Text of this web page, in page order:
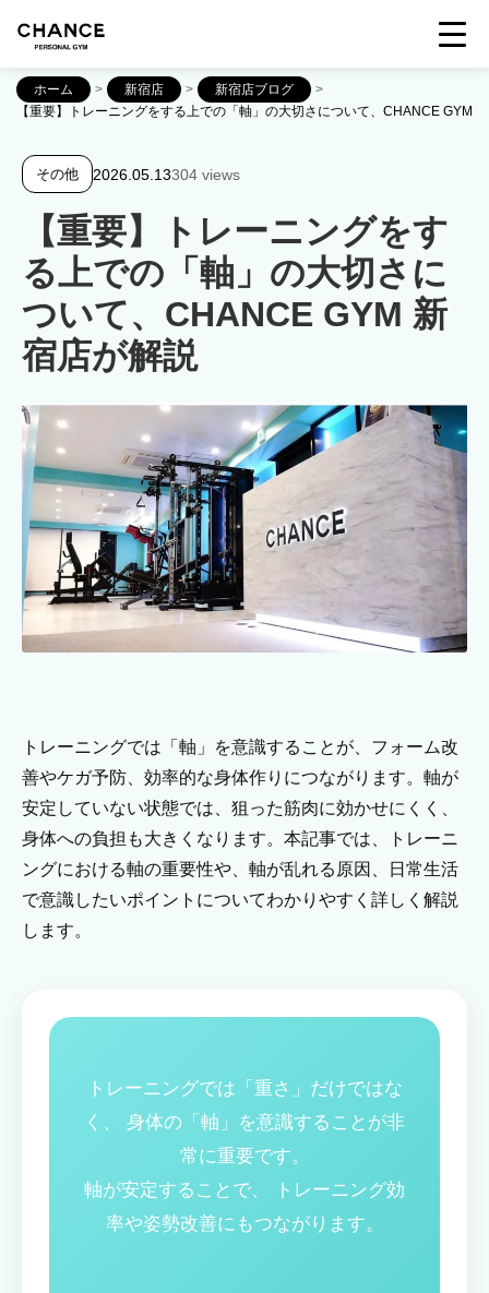
ホーム > 新宿店 > 新宿店ブログ
>
【重要】トレーニングをする上での「軸」の大切さについて、CHANCE GYM
その他 2026.05.13304 views
【重要】トレーニングをす
る上での「軸」の大切さに
ついて、CHANCE GYM 新
宿店が解説
トレーニングでは「軸」を意識することが、フォーム改
善やケガ予防、効率的な身体作りにつながります。軸が
安定していない状態では、狙った筋肉に効かせにくく、
身体への負担も大きくなります。本記事では、トレーニ
ングにおける軸の重要性や、軸が乱れる原因、日常生活
で意識したいポイントについてわかりやすく詳しく解説
します。
トレーニングでは「重さ」だけではな
く、 身体の「軸」を意識することが非
常に重要です。
軸が安定することで、 トレーニング効
率や姿勢改善にもつながります。